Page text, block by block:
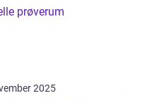
prøverum
2025